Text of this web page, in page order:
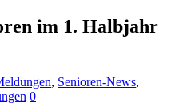
im 1. Halbjahr
, Senioren-News,
0